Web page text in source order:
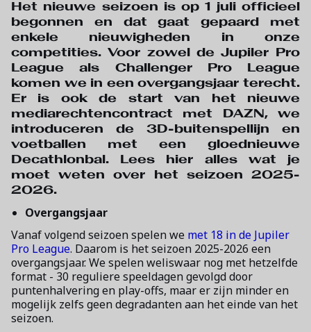
Het nieuwe seizoen is op 1 juli officieel
begonnen en dat gaat gepaard met
enkele nieuwigheden in onze
competities. Voor zowel de Jupiler Pro
League als Challenger Pro League
komen we in een overgangsjaar terecht.
Er is ook de start van het nieuwe
mediarechtencontract met DAZN, we
introduceren de 3D-buitenspellijn en
voetballen met een gloednieuwe
Decathlonbal. Lees hier alles wat je
moet weten over het seizoen 2025-
2026.
Overgangsjaar
Vanaf volgend seizoen spelen we met 18 in de Jupiler
Pro League. Daarom is het seizoen 2025-2026 een
overgangsjaar. We spelen weliswaar nog met hetzelfde
format - 30 reguliere speeldagen gevolgd door
puntenhalvering en play-offs, maar er zijn minder en
mogelijk zelfs geen degradanten aan het einde van het
seizoen.